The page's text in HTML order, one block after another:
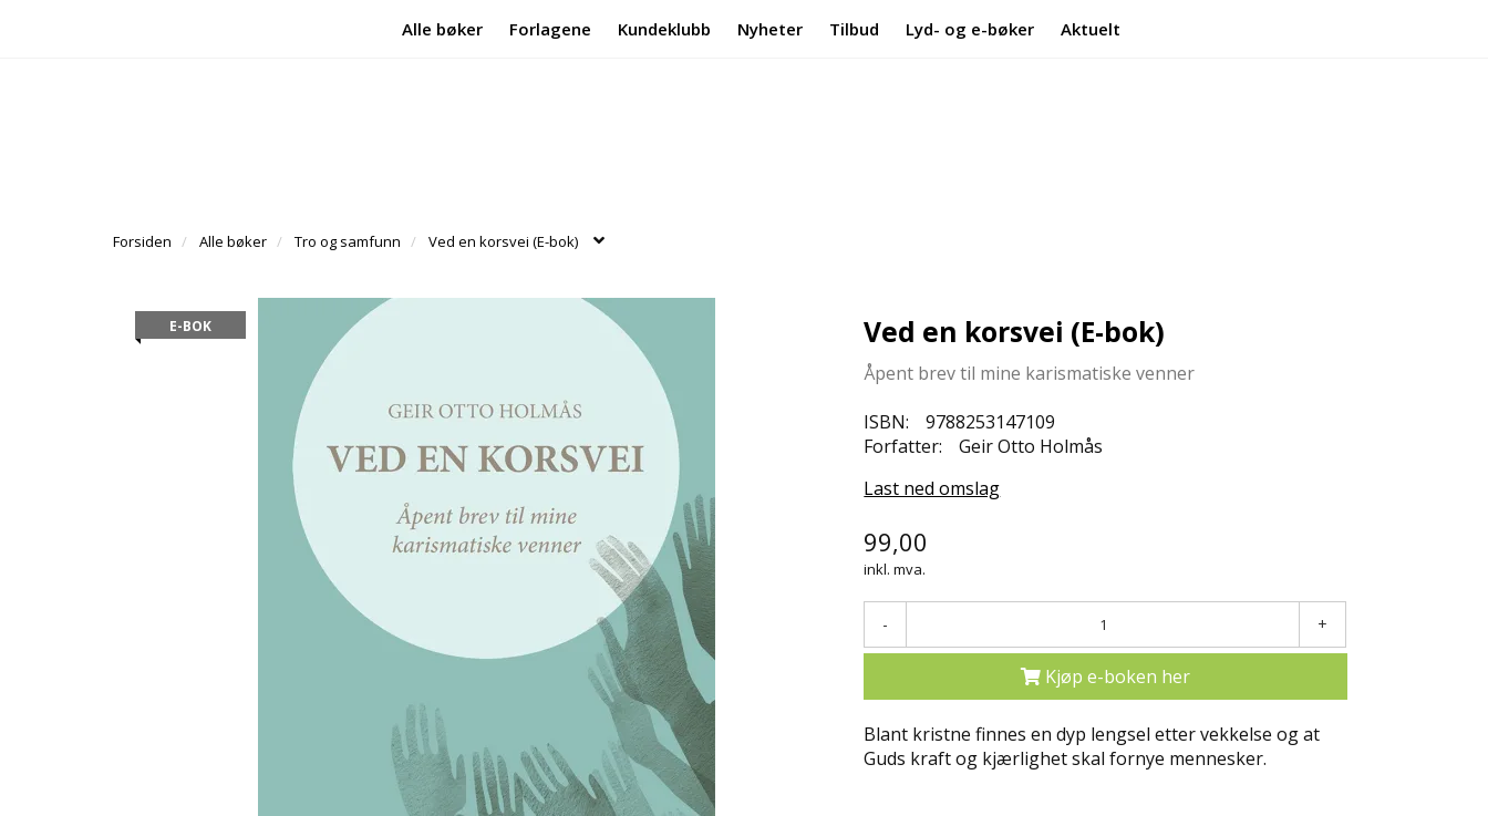
Alle bøker Forlagene Kundeklubb Nyheter Tilbud Lyd- og e-bøker Aktuelt
Forsiden Alle bøker Tro og samfunn Ved en korsvei (E-bok)
E-BOK Ved en korsvei (E-bok)
Åpent brev til mine karismatiske venner
ISBN:
9788253147109
Forfatter:
Geir Otto Holmås
Last ned omslag
99,00
inkl. mva.
- +
Kjøp e-boken her
Blant kristne finnes en dyp lengsel etter vekkelse og at
Guds kraft og kjærlighet skal fornye mennesker.